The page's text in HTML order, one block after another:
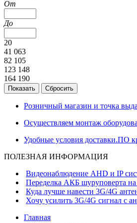
От
До
20
41 063
82 105
123 148
164 190
Розничный магазин и точка
Осуществляем монтаж
Удобные условия доставки.ПО
ПОЛЕЗНАЯ ИНФОРМАЦИЯ
Видеонаблюдение AHD и IP
Переделка АКБ шуруповерта
Куда лучше навести 3G/4G
Хочу усилить 3G/4G сигнал с
Главная